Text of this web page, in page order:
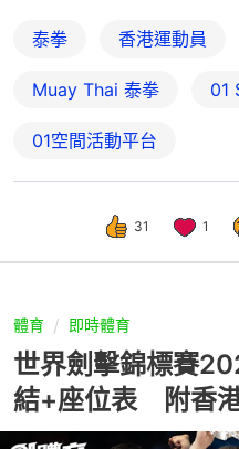
泰拳 香港運動員
Muay Thai 泰拳 01
01空間活動平台
31 1
體育 即時體育
世界劍擊錦標賽
結+座位表 附香